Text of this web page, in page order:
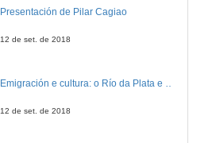
Presentación de Pilar Cagiao
12 de set. de 2018
12 de set. de 2018